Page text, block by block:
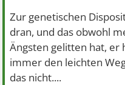
Zur genetischen
dran, und das obwohl
Ängsten gelitten hat, er
immer den leichten
das nicht....